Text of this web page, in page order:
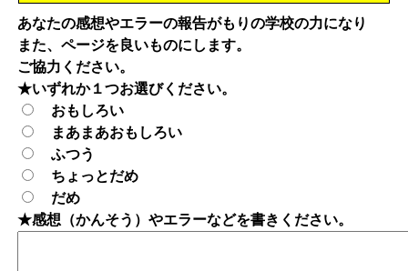
あなたの感想やエラーの報告がもりの学校の力になり
また、ページを良いものにします。
ご協力ください。
★いずれか１つお選びください。
おもしろい
まあまあおもしろい
ふつう
ちょっとだめ
だめ
★感想（かんそう）やエラーなどを書きください。